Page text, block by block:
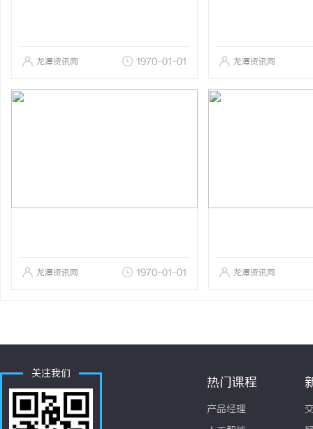
龙潭资讯网 1970-01-01 龙潭资讯网
龙潭资讯网 1970-01-01 龙潭资讯网
关注我们
热门课程
产品经理